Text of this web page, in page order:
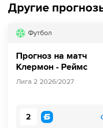
Другие
Футбол
Прогноз на матч
Клермон - Реймс
Лига 2 2026/2027
2